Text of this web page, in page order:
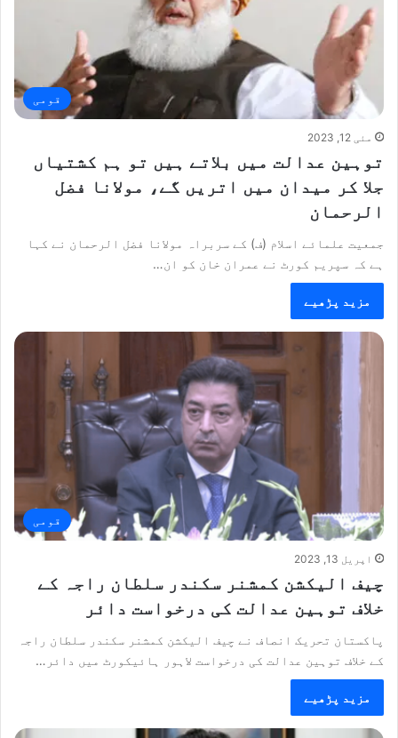
قومی
مئی 12, 2023
توہین عدالت میں بلاتے ہیں تو ہم کشتیاں
جلا کر میدان میں اتریں گے، مولانا فضل
الرحمان
جمعیت علمائے اسلام (ف) کے سربراہ مولانا فضل الرحمان نے کہا
ہے کہ سپریم کورٹ نے عمران خان کو ان…
مزید پڑھیے
قومی
اپریل 13, 2023
چیف الیکشن کمشنر سکندر سلطان راجہ کے
خلاف توہین عدالت کی درخواست دائر
پاکستان تحریک انصاف نے چیف الیکشن کمشنر سکندر سلطان راجہ
کے خلاف توہین عدالت کی درخواست لاہور ہائیکورٹ میں دائر…
مزید پڑھیے